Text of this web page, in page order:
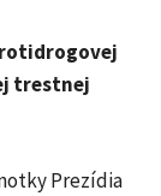
trestnej
Prezídia